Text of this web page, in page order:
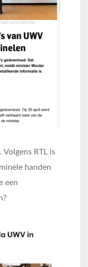
Volgens RTL is
handen
een